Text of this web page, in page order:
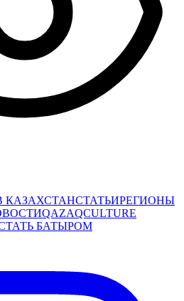
КАЗАХСТАНСТАТЬИРЕГИОНЫ
QAZAQCULTURE
БАТЫРОМ